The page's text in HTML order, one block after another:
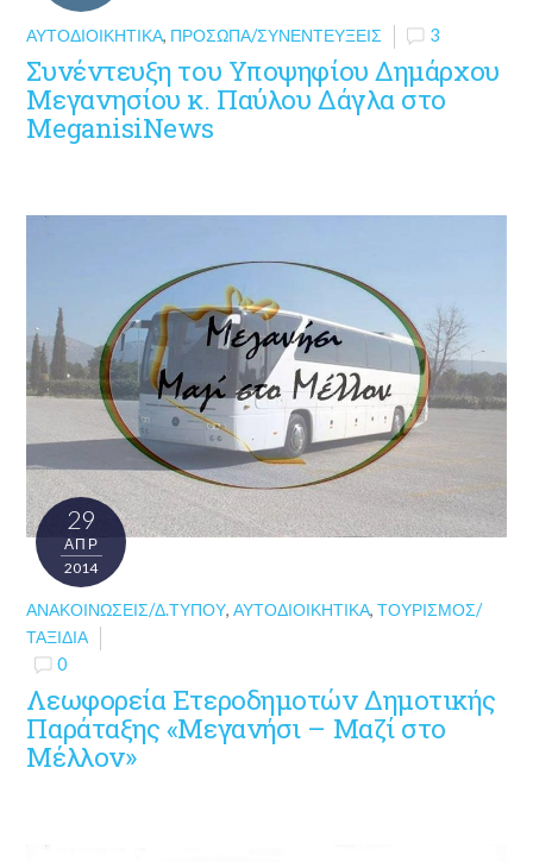
ΑΥΤΟΔΙΟΙΚΗΤΙΚΆ, ΠΡΌΣΩΠΑ/ΣΥΝΕΝΤΕΎΞΕΙΣ 3
Συνέντευξη του Υποψηφίου Δημάρχου
Μεγανησίου κ. Παύλου Δάγλα στο
MeganisiNews
29
ΑΠΡ
2014
ΑΝΑΚΟΙΝΏΣΕΙΣ/Δ.ΤΎΠΟΥ,ΑΥΤΟΔΙΟΙΚΗΤΙΚΆ,ΤΟΥΡΙΣΜΌΣ/
ΤΑΞΊΔΙΑ
0
Λεωφορεία Ετεροδημοτών Δημοτικής
Παράταξης «Μεγανήσι – Μαζί στο
Mέλλον»